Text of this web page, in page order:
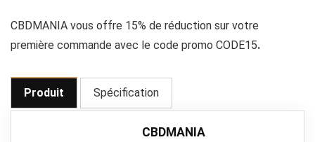
CBDMANIA vous offre 15% de réduction sur votre
première commande avec le code promo CODE15.
Produit Spécification
CBDMANIA